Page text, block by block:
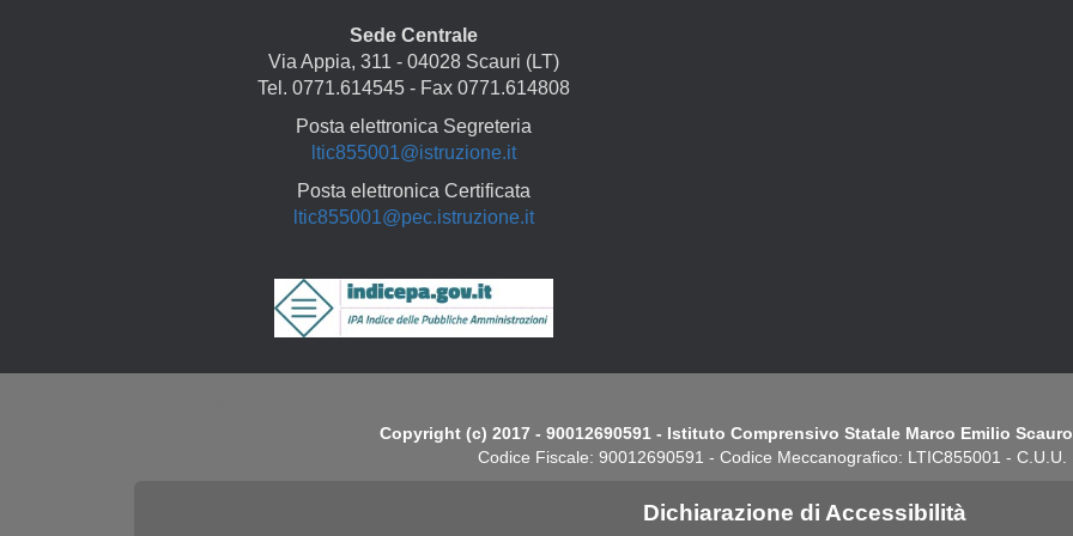
Sede Centrale
Via Appia, 311 - 04028 Scauri (LT)
Tel. 0771.614545 - Fax 0771.614808
Posta elettronica Segreteria
ltic855001@istruzione.it
Posta elettronica Certificata
ltic855001@pec.istruzione.it
Copyright (c) 2017 - 90012690591 - Istituto Comprensivo Statale Marco Emilio
Codice Fiscale: 90012690591 - Codice Meccanografico: LTIC855001 - C.U.U.
Dichiarazione di Accessibilità